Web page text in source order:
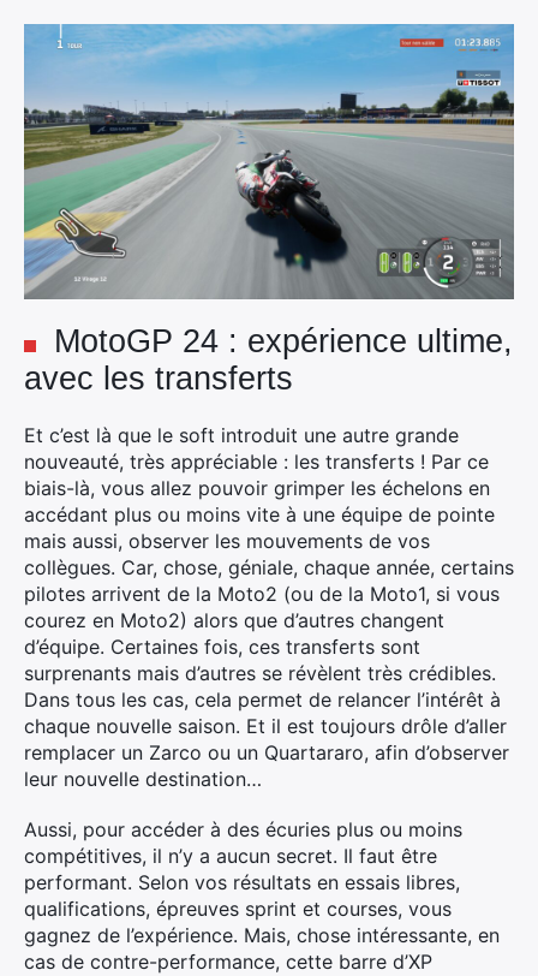
MotoGP 24 : expérience ultime,
avec les transferts
Et c’est là que le soft introduit une autre grande
nouveauté, très appréciable : les transferts ! Par ce
biais-là, vous allez pouvoir grimper les échelons en
accédant plus ou moins vite à une équipe de pointe
mais aussi, observer les mouvements de vos
collègues. Car, chose, géniale, chaque année, certains
pilotes arrivent de la Moto2 (ou de la Moto1, si vous
courez en Moto2) alors que d’autres changent
d’équipe. Certaines fois, ces transferts sont
surprenants mais d’autres se révèlent très crédibles.
Dans tous les cas, cela permet de relancer l’intérêt à
chaque nouvelle saison. Et il est toujours drôle d’aller
remplacer un Zarco ou un Quartararo, afin d’observer
leur nouvelle destination…
Aussi, pour accéder à des écuries plus ou moins
compétitives, il n’y a aucun secret. Il faut être
performant. Selon vos résultats en essais libres,
qualifications, épreuves sprint et courses, vous
gagnez de l’expérience. Mais, chose intéressante, en
cas de contre-performance, cette barre d’XP